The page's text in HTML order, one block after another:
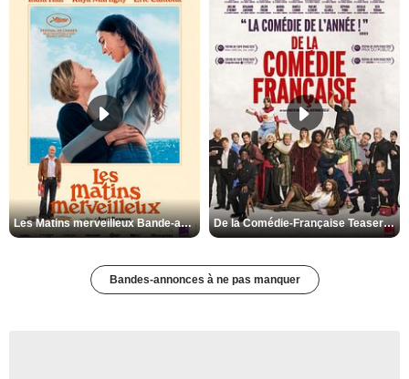
Les Matins merveilleux Bande-annonce VF De la Comédie-Française Teaser VF
Bandes-annonces à ne pas manquer